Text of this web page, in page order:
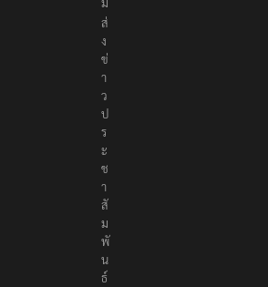
ส่
ง
ข่
า
ว
ป
ร
ะ
ช
า
สั
ม
พั
น
ธ์